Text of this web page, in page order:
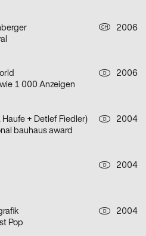
CH
2006
D
2006
1 000 Anzeigen
Haufe + Detlef Fiedler) D
2004
bauhaus award
D
2004
D
2004
Pop